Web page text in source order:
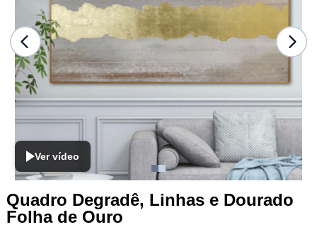
Ver vídeo
Quadro Degradê, Linhas e Dourado
Folha de Ouro